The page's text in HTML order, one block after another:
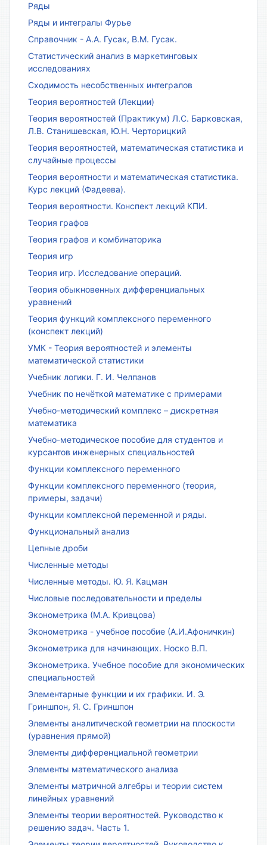
Ряды
Ряды и интегралы Фурье
Справочник - А.А. Гусак, В.М. Гусак.
Статистический анализ в маркетинговых
исследованиях
Сходимость несобственных интегралов
Теория вероятностей (Лекции)
Теория вероятностей (Практикум) Л.С. Барковская,
Л.В. Станишевская, Ю.Н. Черторицкий
Теория вероятностей, математическая статистика и
случайные процессы
Теория вероятности и математическая статистика.
Курс лекций (Фадеева).
Теория вероятности. Конспект лекций КПИ.
Теория графов
Теория графов и комбинаторика
Теория игр
Теория игр. Исследование операций.
Теория обыкновенных дифференциальных
уравнений
Теория функций комплексного переменного
(конспект лекций)
УМК - Теория вероятностей и элементы
математической статистики
Учебник логики. Г. И. Челпанов
Учебник по нечёткой математике с примерами
Учебно-методический комплекс – дискретная
математика
Учебно-методическое пособие для студентов и
курсантов инженерных специальностей
Функции комплексного переменного
Функции комплексного переменного (теория,
примеры, задачи)
Функции комплексной переменной и ряды.
Функциональный анализ
Цепные дроби
Численные методы
Численные методы. Ю. Я. Кацман
Числовые последовательности и пределы
Эконометрика (М.А. Кривцова)
Эконометрика - учебное пособие (А.И.Афоничкин)
Эконометрика для начинающих. Носко В.П.
Эконометрика. Учебное пособие для экономических
специальностей
Элементарные функции и их графики. И. Э.
Гриншпон, Я. С. Гриншпон
Элементы аналитической геометрии на плоскости
(уравнения прямой)
Элементы дифференциальной геометрии
Элементы математического анализа
Элементы матричной алгебры и теории систем
линейных уравнений
Элементы теории вероятностей. Руководство к
решению задач. Часть 1.